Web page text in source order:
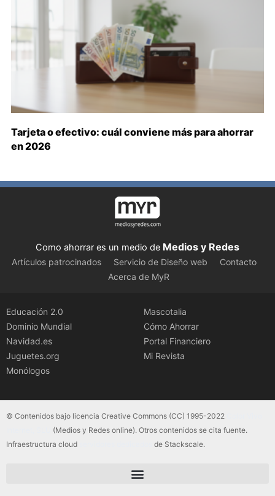
Tarjeta o efectivo: cuál conviene más para ahorrar
en 2026
Como ahorrar es un medio de Medios y Redes
Artículos patrocinados Servicio de Diseño web
Contacto
Acerca de MyR
Educación 2.0
Dominio Mundial
Navidad.es
Juguetes.org
Monólogos
Mascotalia
Cómo Ahorrar
Portal Financiero
Mi Revista
© Contenidos bajo licencia Creative Commons (CC) 1995-2022
(Medios y Redes online). Otros contenidos se cita fuente.
Infraestructura cloud
de Stackscale.